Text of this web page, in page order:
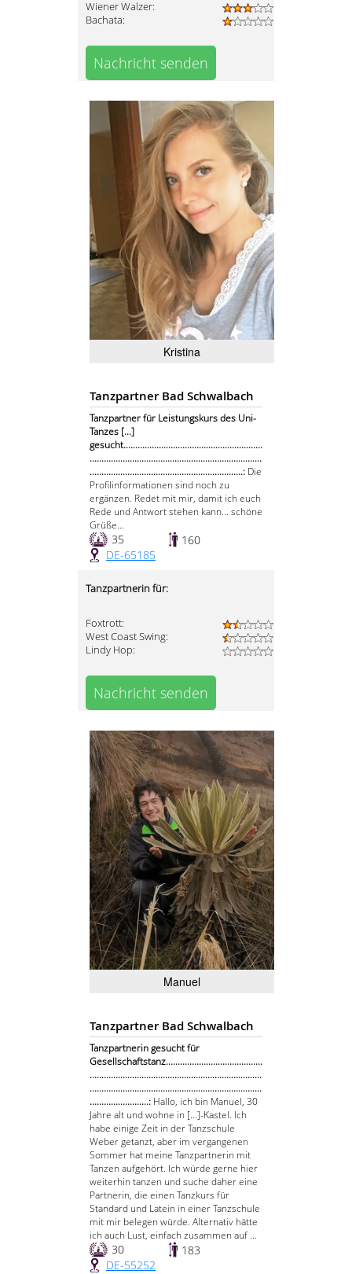
Wiener Walzer:
Bachata:
Nachricht senden
Kristina
Tanzpartner Bad Schwalbach
Tanzpartner für Leistungskurs des Uni-
Tanzes [...]
gesucht...........................................................
.........................................................................
.................................................................: Die
Profilinformationen sind noch zu
ergänzen. Redet mit mir, damit ich euch
Rede und Antwort stehen kann... schöne
Grüße...
35
160
DE-65185
Tanzpartnerin für:
Foxtrott:
West Coast Swing:
Lindy Hop:
Nachricht senden
Manuel
Tanzpartner Bad Schwalbach
Tanzpartnerin gesucht für
Gesellschaftstanz.........................................
.........................................................................
.........................................................................
.........................: Hallo, ich bin Manuel, 30
Jahre alt und wohne in [...]-Kastel. Ich
habe einige Zeit in der Tanzschule
Weber getanzt, aber im vergangenen
Sommer hat meine Tanzpartnerin mit
Tanzen aufgehört. Ich würde gerne hier
weiterhin tanzen und suche daher eine
Partnerin, die einen Tanzkurs für
Standard und Latein in einer Tanzschule
mit mir belegen würde. Alternativ hätte
ich auch Lust, einfach zusammen auf ...
30
183
DE-55252